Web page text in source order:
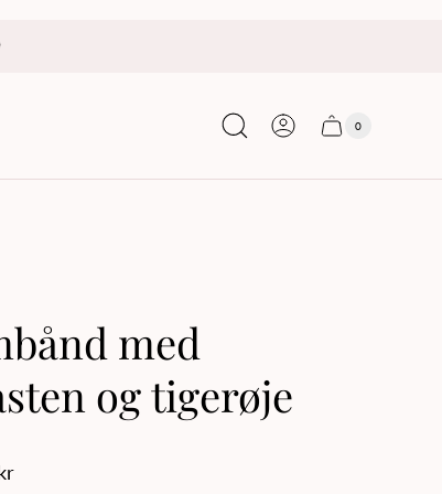
Cart
Cart
0
med
og tigerøje